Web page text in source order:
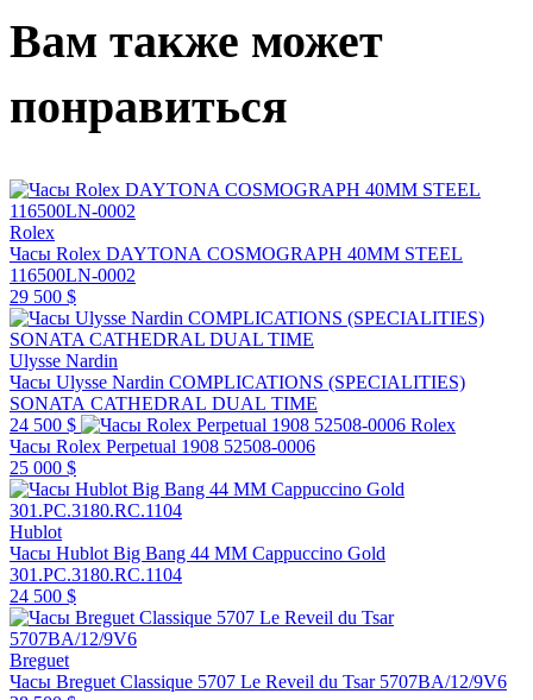
Вам также может
понравиться
Rolex
Часы Rolex DAYTONA COSMOGRAPH 40MM STEEL
116500LN-0002
29 500 $
Ulysse Nardin
Часы Ulysse Nardin COMPLICATIONS (SPECIALITIES)
SONATA CATHEDRAL DUAL TIME
24 500 $
Rolex
Часы Rolex Perpetual 1908 52508-0006
25 000 $
Hublot
Часы Hublot Big Bang 44 MM Cappuccino Gold
301.PC.3180.RC.1104
24 500 $
Breguet
Часы Breguet Classique 5707 Le Reveil du Tsar 5707BA/12/9V6